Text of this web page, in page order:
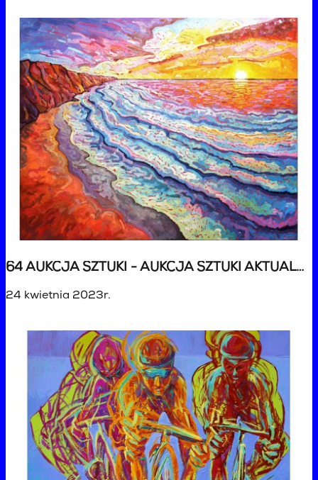
64 AUKCJA SZTUKI - AUKCJA SZTUKI AKTUALNEJ
24 kwietnia 2023r.